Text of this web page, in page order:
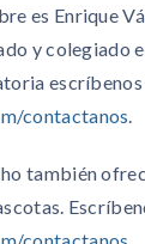
es Enrique
y colegiado
escríbenos
contactanos.
también